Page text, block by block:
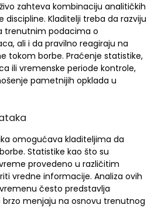
zahteva kombinaciju analitičkih
Kladitelji treba da razviju
trenutnim podacima o
ali i da pravilno reagiraju na
tokom borbe. Praćenje statistike,
ili vremenske periode kontrole,
pametnijih opklada u
omogućava kladiteljima da
Statistike kao što su
provedeno u različitim
vredne informacije. Analiza ovih
često predstavlja
brzo menjaju na osnovu trenutnog